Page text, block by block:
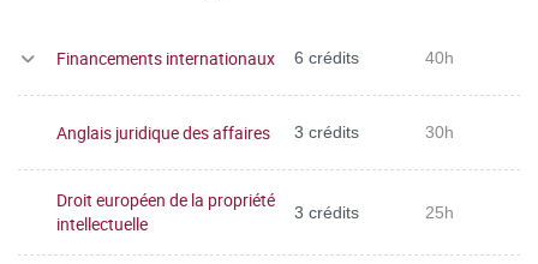
Financements internationaux 6 crédits 40h
Anglais juridique des affaires 3 crédits 30h
Droit européen de la propriété
intellectuelle
3 crédits 25h